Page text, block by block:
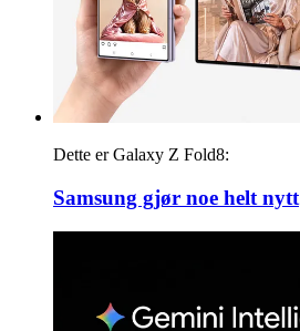
Dette er Galaxy Z Fold8:
Samsung gjør noe helt nytt